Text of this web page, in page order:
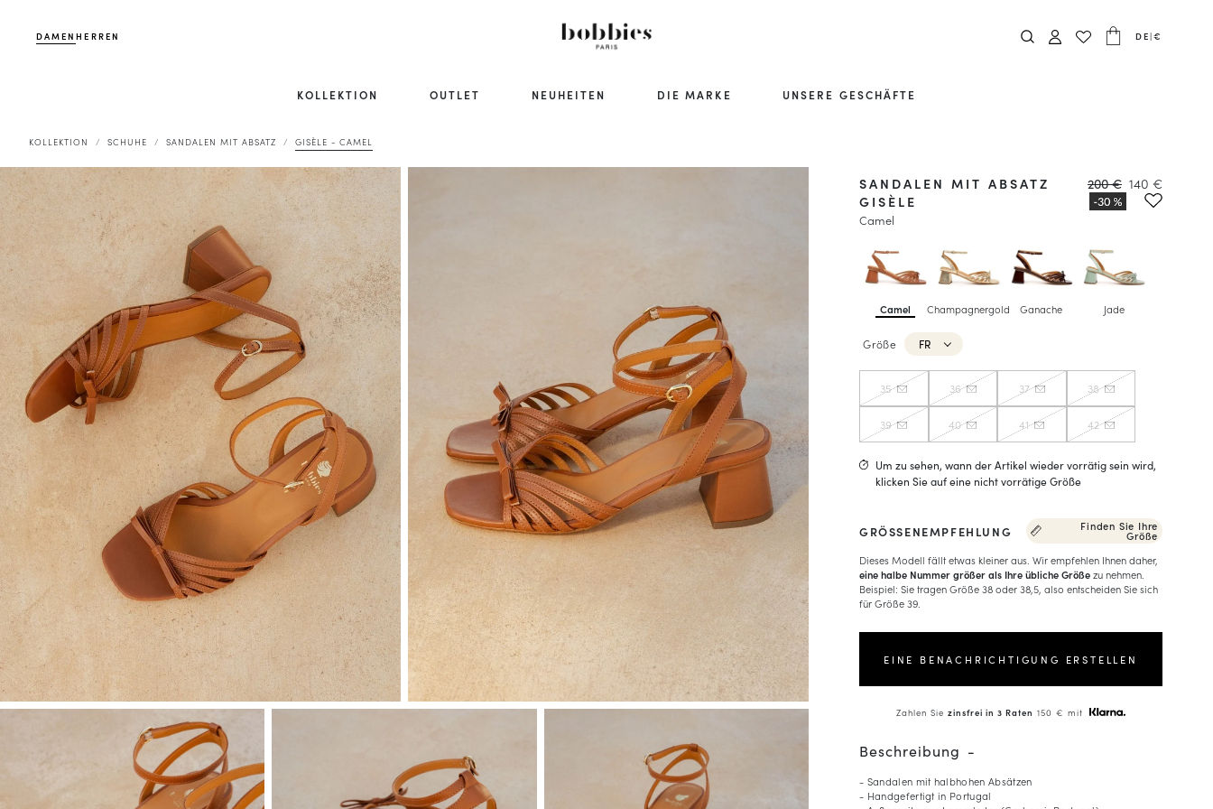
DAMENHERREN DE|€
KOLLEKTION OUTLET NEUHEITEN DIE MARKE UNSERE GESCHÄFTE
KOLLEKTION SCHUHE SANDALEN MIT ABSATZ GISÈLE - CAMEL
Camel Champagnergold Ganache Jade
SANDALEN MIT ABSATZ
GISÈLE
Camel
200 € 140 €
Größe FR
35 36 37 38
39 40 41 42
Um zu sehen, wann der Artikel wieder vorrätig sein wird,
klicken Sie auf eine nicht vorrätige Größe
GRÖSSENEMPFEHLUNG Finden Sie Ihre
Größe
Dieses Modell fällt etwas kleiner aus. Wir empfehlen Ihnen daher,
eine halbe Nummer größer als Ihre übliche Größezu nehmen.
Beispiel: Sie tragen Größe 38 oder 38,5, also entscheiden Sie sich
für Größe 39.
EINE BENACHRICHTIGUNG ERSTELLEN
Zahlen Siezinsfrei in 3 Raten 150 € mit
Beschreibung
- Sandalen mit halbhohen Absätzen
- Handgefertigt in Portugal